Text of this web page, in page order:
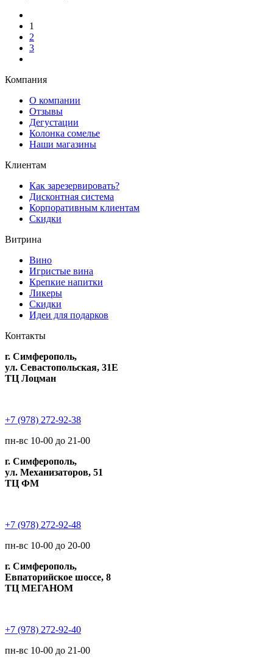
1
2
3
Компания
О компании
Отзывы
Дегустации
Колонка сомелье
Наши магазины
Клиентам
Как зарезервировать?
Дисконтная система
Корпоративным клиентам
Скидки
Витрина
Вино
Игристые вина
Крепкие напитки
Ликеры
Скидки
Идеи для подарков
Контакты
г. Симферополь,
ул. Севастопольская, 31Е
ТЦ Лоцман
+7 (978) 272-92-38
пн-вс 10-00 до 21-00
г. Симферополь,
ул. Механизаторов, 51
ТЦ ФМ
+7 (978) 272-92-48
пн-вс 10-00 до 20-00
г. Симферополь,
Евпаторийское шоссе, 8
ТЦ МЕГАНОМ
+7 (978) 272-92-40
пн-вс 10-00 до 21-00